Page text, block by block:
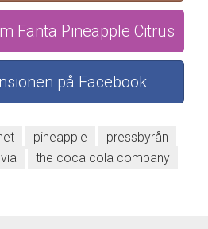
Fanta Pineapple Citrus
på Facebook
pineapple
pressbyrån
the coca cola company